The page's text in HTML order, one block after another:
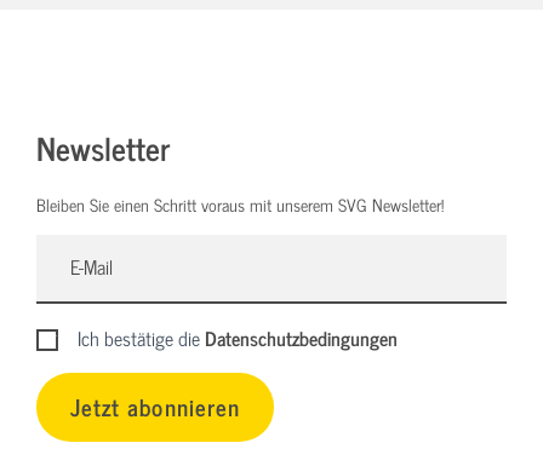
Newsletter
Bleiben Sie einen Schritt voraus mit unserem SVG Newsletter!
Ich bestätige dieDatenschutzbedingungen
Jetzt abonnieren